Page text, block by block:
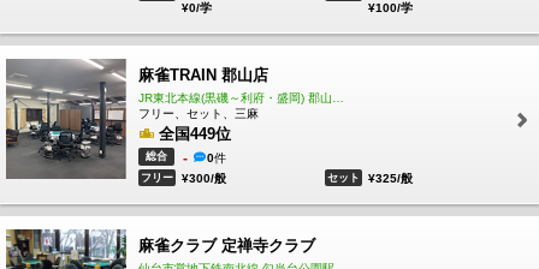
昨今の物価高騰などに伴い若干の飲食料金、パック料金の
改正をしております。
大変ご不便をおかけ致しますが、サービス向上を図って行
く所存です🙇
今後とも宜しくお願い致します🙇
当店では👈
🎍特定日は、特定日料金を頂いておりますので宜しくお願
¥0/学
¥100/学
麻雀TRAIN 郡山店
フリー、セット、三麻
全国449位
総合 - 0件
フリー ¥300/般 セット ¥325/般
麻雀クラブ 定禅寺クラブ